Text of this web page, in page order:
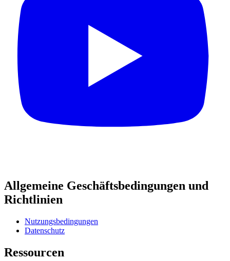
Allgemeine Geschäftsbedingungen und
Richtlinien
Nutzungsbedingungen
Datenschutz
Ressourcen